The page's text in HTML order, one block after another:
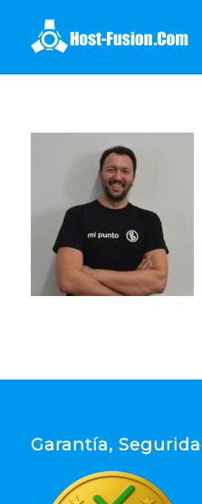
Garantía,